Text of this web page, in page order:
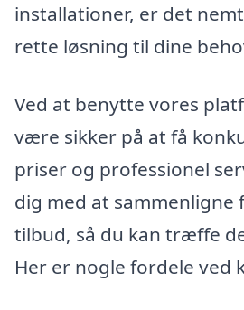
installationer, er det
rette løsning til dine
Ved at benytte vores
være sikker på at få
priser og professionel
dig med at sammenligne
tilbud, så du kan træffe
Her er nogle fordele ved